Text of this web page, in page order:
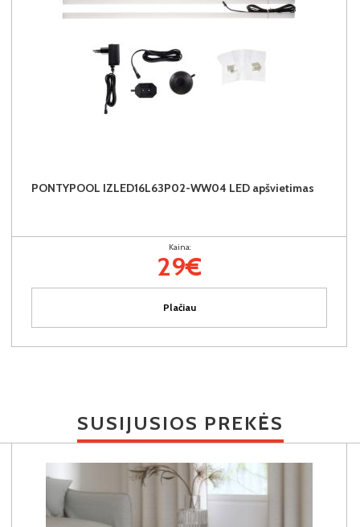
PONTYPOOL IZLED16L63P02-WW04 LED apšvietimas
Kaina:
29€
Plačiau
SUSIJUSIOS PREKĖS